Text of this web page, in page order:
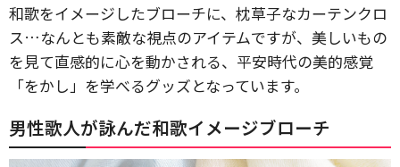
和歌をイメージしたブローチに、枕草子なカーテンクロ
ス…なんとも素敵な視点のアイテムですが、美しいもの
を見て直感的に心を動かされる、平安時代の美的感覚
「をかし」を学べるグッズとなっています。
男性歌人が詠んだ和歌イメージブローチ